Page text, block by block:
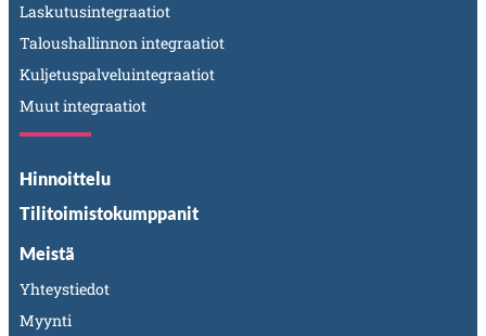
Laskutusintegraatiot
Taloushallinnon integraatiot
Kuljetuspalveluintegraatiot
Muut integraatiot
Hinnoittelu
Tilitoimistokumppanit
Meistä
Yhteystiedot
Myynti